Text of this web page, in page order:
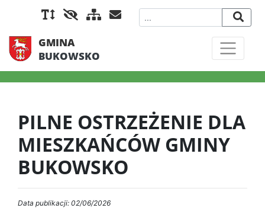
GMINA
BUKOWSKO
PILNE OSTRZEŻENIE DLA
MIESZKAŃCÓW GMINY
BUKOWSKO
Data publikacji: 02/06/2026